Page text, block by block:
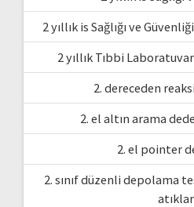
2 yıllık is Sağlığı ve
2 yıllık Tıbbi
2. dereceden
2. el altın arama
2. el pointer
2. sınıf düzenli depolama
atıklar